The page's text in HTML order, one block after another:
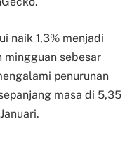
naik 1,3% menjadi
mingguan sebesar
penurunan
masa di 5,35